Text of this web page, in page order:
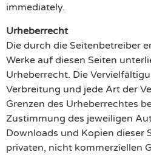
immediately.
Urheberrecht
Die durch die Seitenbetreiber
Werke auf diesen Seiten
Urheberrecht. Die
Verbreitung und jede Art der
Grenzen des Urheberrechtes
Zustimmung des jeweiligen
Downloads und Kopien dieser
privaten, nicht kommerziellen